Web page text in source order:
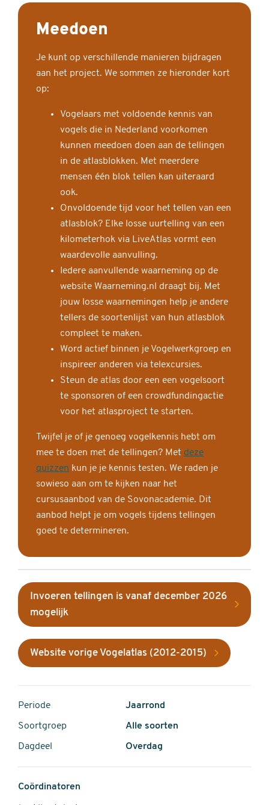
Meedoen
Je kunt op verschillende manieren bijdragen
aan het project. We sommen ze hieronder kort
op:
Vogelaars met voldoende kennis van
vogels die in Nederland voorkomen
kunnen meedoen doen aan de tellingen
in de atlasblokken. Met meerdere
mensen één blok tellen kan uiteraard
ook.
Onvoldoende tijd voor het tellen van een
atlasblok? Elke losse uurtelling van een
kilometerhok via LiveAtlas vormt een
waardevolle aanvulling.
Iedere aanvullende waarneming op de
website Waarneming.nl draagt bij. Met
jouw losse waarnemingen help je andere
tellers de soortenlijst van hun atlasblok
compleet te maken.
Word actief binnen je Vogelwerkgroep en
inspireer anderen via telexcursies.
Steun de atlas door een een vogelsoort
te sponsoren of een crowdfundingactie
voor het atlasproject te starten.
Twijfel je of je genoeg vogelkennis hebt om
mee te doen met de tellingen? Met deze
quizzen kun je je kennis testen. We raden je
sowieso aan om te kijken naar het
cursusaanbod van de Sovonacademie. Dit
aanbod helpt je om vogels tijdens tellingen
goed te determineren.
Invoeren tellingen is vanaf december 2026
mogelijk
Website vorige Vogelatlas (2012-2015)
Periode Jaarrond
Soortgroep Alle soorten
Dagdeel Overdag
Coördinatoren